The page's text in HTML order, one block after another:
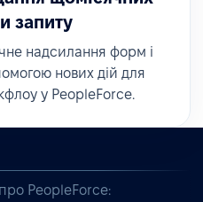
запиту
надсилання форм і
нових дій для
у PeopleForce.
PeopleForce: